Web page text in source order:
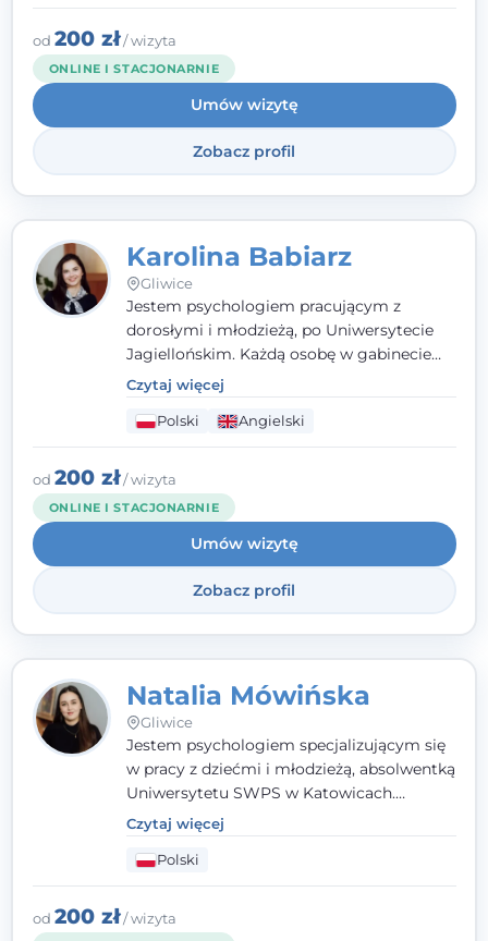
stresie czy obniżonym nastroju. Każde
spotkanie traktuję z szacunkiem,
uważnością i w atmosferze zaufania.
od 200 zł/ wizyta
ONLINE I STACJONARNIE
Umów wizytę
Zobacz profil
Karolina Babiarz
Gliwice
Jestem psychologiem pracującym z
dorosłymi i młodzieżą, po Uniwersytecie
Jagiellońskim. Każdą osobę w gabinecie
traktuję jak osobną historię, którą poznaję,
budując relację opartą na zaufaniu i
empatii. Przyjmuję w Poradni Teraply.pl w
Gliwicach oraz online, po polsku i po
angielsku.
Czytaj więcej
Polski Angielski
od 200 zł/ wizyta
ONLINE I STACJONARNIE
Umów wizytę
Zobacz profil
Natalia Mówińska
Gliwice
Jestem psychologiem specjalizującym się
w pracy z dziećmi i młodzieżą, absolwentką
Uniwersytetu SWPS w Katowicach.
Prowadzę konsultacje oraz terapię
nastawioną na potrzeby dziecka i jego
rodziny. Najważniejsze jest dla mnie
stworzenie bezpiecznego miejsca, w
którym dziecko czuje się zauważone i
zrozumiane.
Czytaj więcej
Polski
od 200 zł/ wizyta